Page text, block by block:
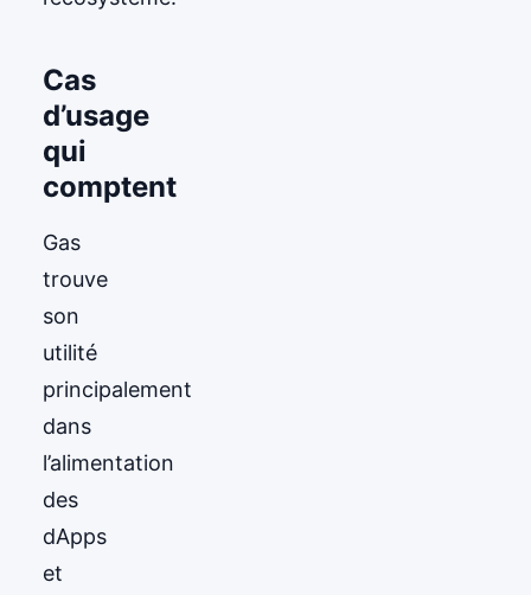
Cas
d’usage
qui
comptent
Gas
trouve
son
utilité
principalement
dans
l’alimentation
des
dApps
et